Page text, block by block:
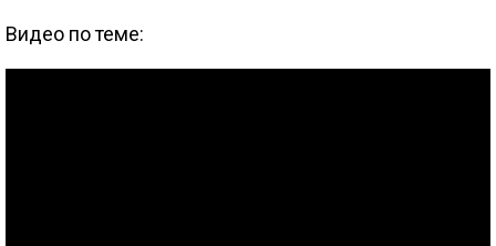
Видео по теме: